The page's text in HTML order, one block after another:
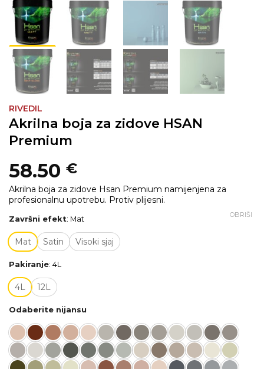
RIVEDIL
Akrilna boja za zidove HSAN
Premium
58.50 €
Akrilna boja za zidove Hsan Premium namijenjena za
profesionalnu upotrebu. Protiv plijesni.
Završni efekt: Mat
Mat Satin Visoki sjaj
Pakiranje: 4L
4L 12L
Odaberite nijansu
OBRIŠI